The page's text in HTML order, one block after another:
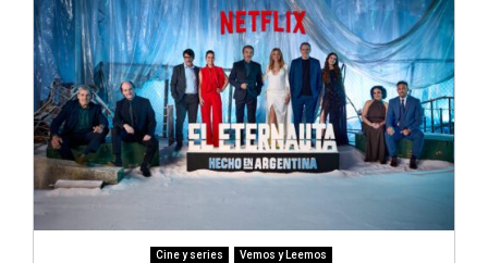
Cine y series Vemos y Leemos